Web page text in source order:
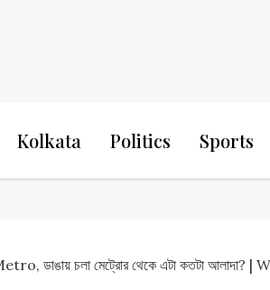
24
Kolkata Politics Sports
ডাঙায় চলা মেট্রোর থেকে এটা কতটা